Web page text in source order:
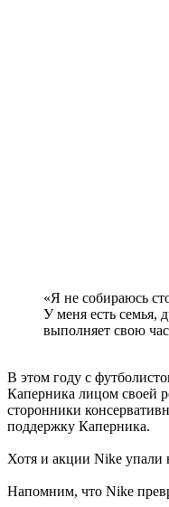
«Я не собираюсь
У меня есть семья,
выполняет свою
В этом году с
Каперника лицом своей
сторонники
поддержку Каперника.
Хотя и акции Nike упали
Напомним, что Nike